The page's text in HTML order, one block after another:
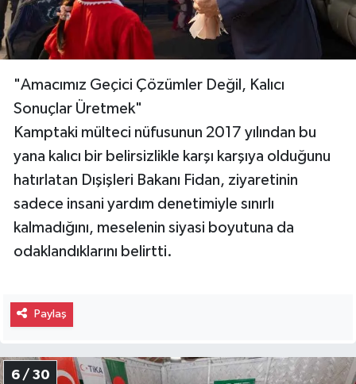
"Amacımız Geçici Çözümler Değil, Kalıcı
Sonuçlar Üretmek"
Kamptaki mülteci nüfusunun 2017 yılından bu
yana kalıcı bir belirsizlikle karşı karşıya olduğunu
hatırlatan Dışişleri Bakanı Fidan, ziyaretinin
sadece insani yardım denetimiyle sınırlı
kalmadığını, meselenin siyasi boyutuna da
odaklandıklarını belirtti.
Paylaş
6 / 30